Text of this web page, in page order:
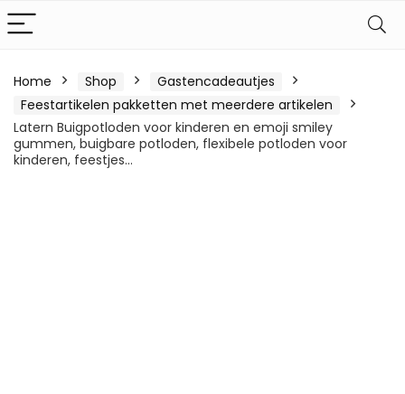
Home Shop
Gastencadeautjes
Feestartikelen pakketten met meerdere artikelen
Latern Buigpotloden voor kinderen en emoji smiley
gummen, buigbare potloden, flexibele potloden voor
kinderen, feestjes…